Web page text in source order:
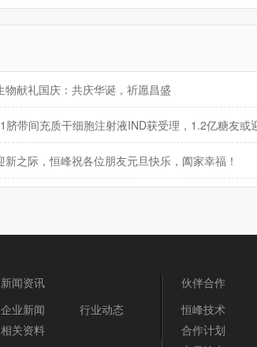
物献礼国庆：共庆华诞，祈愿昌盛
新之际，恒峰祝各位朋友元旦快乐，阖家幸福！
新闻资讯
企业新闻
行业动态
相关资料
伙伴合作
恒峰技术
合作计划